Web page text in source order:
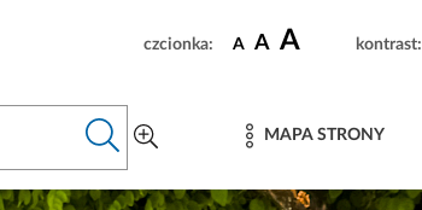
czcionka: A A A kontrast:
MAPA STRONY